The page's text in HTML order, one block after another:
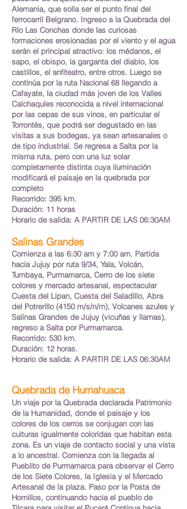
Alemania, que solía ser el punto final del
ferrocarril Belgrano. Ingreso a la Quebrada del
Río Las Conchas donde las curiosas
formaciones erosionadas por el viento y el agua
serán el principal atractivo: los médanos, el
sapo, el obispo, la garganta del diablo, los
castillos, el anfiteatro, entre otros. Luego se
continúa por la ruta Nacional 68 llegando a
Cafayate, la ciudad más joven de los Valles
Calchaquíes reconocida a nivel internacional
por las cepas de sus vinos, en particular el
Torrontés, que podrá ser degustado en las
visitas a sus bodegas, ya sean artesanales o
de tipo industrial. Se regresa a Salta por la
misma ruta, pero con una luz solar
completamente distinta cuya iluminación
modificará el paisaje en la quebrada por
completo
Recorrido: 395 km.
Duración: 11 horas
Horario de salida: A PARTIR DE LAS 06:30AM
Salinas Grandes
Comienza a las 6:30 am y 7:00 am. Partida
hacia Jujuy por ruta 9/34, Yala, Volcán,
Tumbaya, Purmamarca, Cerro de los siete
colores y mercado artesanal, espectacular
Cuesta del Lipan, Cuesta del Saladillo, Abra
del Potrerillo (4150 m/s/n/m), Volcanes azules y
Salinas Grandes de Jujuy (vicuñas y llamas),
regreso a Salta por Purmamarca.
Recorrido: 530 km.
Duración: 12 horas.
Horario de salida: A PARTIR DE LAS 06:30AM
Quebrada de Humahuaca
Un viaje por la Quebrada declarada Patrimonio
de la Humanidad, donde el paisaje y los
colores de los cerros se conjugan con las
culturas igualmente coloridas que habitan esta
zona. Es un viaje de contacto social y una vista
a lo ancestral. Comienza con la llegada al
Pueblito de Purmamarca para observar el Cerro
de los Siete Colores, la Iglesia y el Mercado
Artesanal de la plaza. Paso por la Posta de
Hornillos, continuando hacia el pueblo de